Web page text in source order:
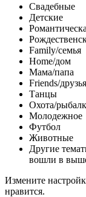
Свадебные
Детские
Family/семья
Home/дом
Мама/папа
Friends/друзья
Танцы
Охота/
Молодежное
Футбол
Животные
Другие
вошли в
Измените
нравится.